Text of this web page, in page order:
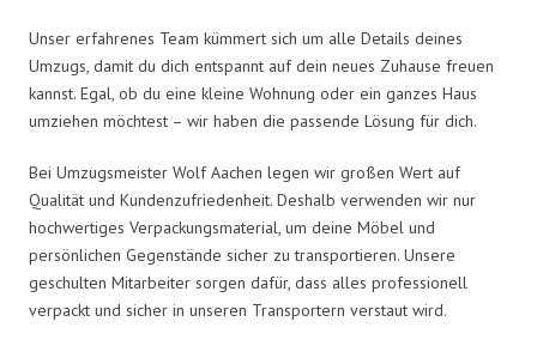
Unser erfahrenes Team kümmert sich um alle Details deines
Umzugs, damit du dich entspannt auf dein neues Zuhause freuen
kannst. Egal, ob du eine kleine Wohnung oder ein ganzes Haus
umziehen möchtest – wir haben die passende Lösung für dich.
Bei Umzugsmeister Wolf Aachen legen wir großen Wert auf
Qualität und Kundenzufriedenheit. Deshalb verwenden wir nur
hochwertiges Verpackungsmaterial, um deine Möbel und
persönlichen Gegenstände sicher zu transportieren. Unsere
geschulten Mitarbeiter sorgen dafür, dass alles professionell
verpackt und sicher in unseren Transportern verstaut wird.